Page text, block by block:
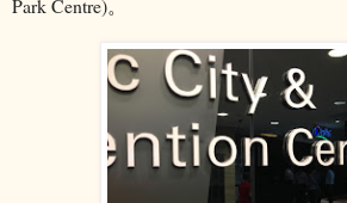
Park Centre)。